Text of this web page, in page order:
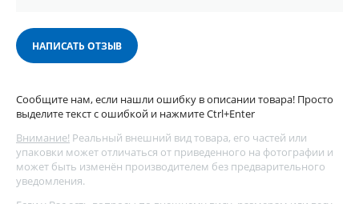
НАПИСАТЬ ОТЗЫВ
Сообщите нам, если нашли ошибку в описании товара! Просто
выделите текст с ошибкой и нажмите Ctrl+Enter
Внимание! Реальный внешний вид товара, его частей или
упаковки может отличаться от приведенного на фотографии и
может быть изменён производителем без предварительного
уведомления.